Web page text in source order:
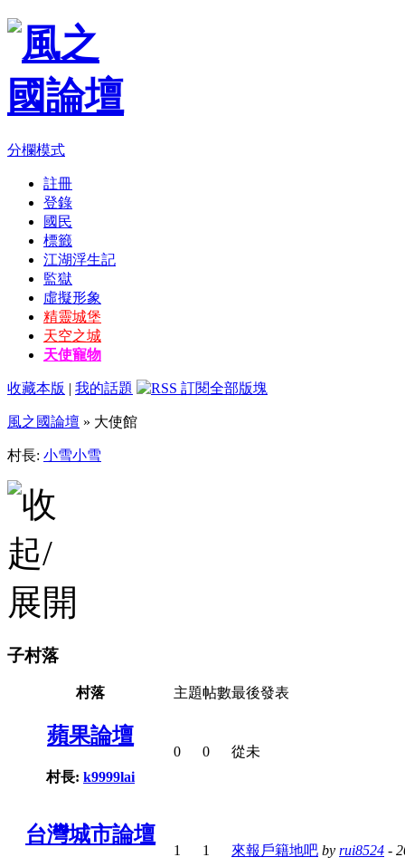
分欄模式
註冊
登錄
國民
標籤
江湖浮生記
監獄
虛擬形象
精靈城堡
天空之城
天使寵物
收藏本版 | 我的話題
風之國論壇 » 大使館
村長: 小雪小雪
子村落
村落 主題帖數最後發表
蘋果論壇
村長: k9999lai
0 0 從未
台灣城市論壇
1 1 來報戶籍地吧 by rui8524 -